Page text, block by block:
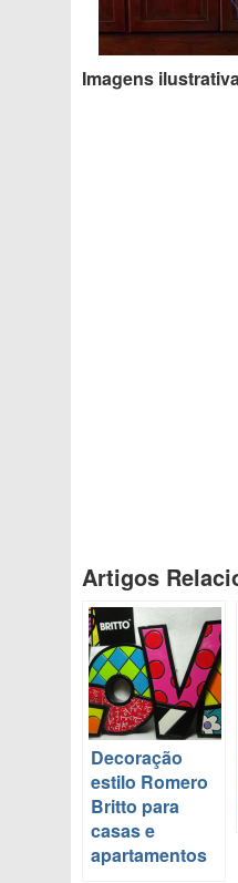
Imagens
Artigos
Decoração
estilo Romero
Britto para
casas e
apartamentos